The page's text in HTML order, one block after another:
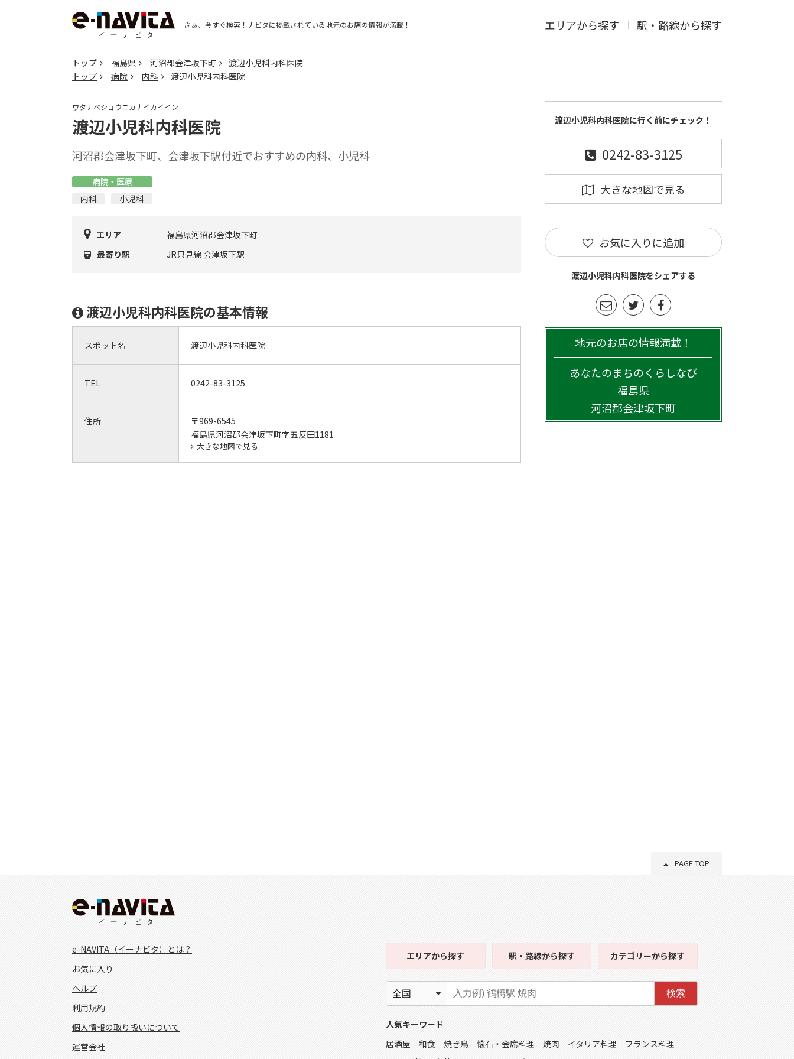
さぁ、今すぐ検索！ ナビタに掲載されている地元のお店の情報が満載！ エリアから探す 駅・路線から探す
トップ 福島県 河沼郡会津坂下町
渡辺小児科内科医院
トップ
病院 内科 渡辺小児科内科医院
ワタナベショウニカナイカイイン
渡辺小児科内科医院
河沼郡会津坂下町、会津坂下駅付近でおすすめの内科、小児科
病院・医療
内科
小児科
エリア
福島県河沼郡会津坂下町
最寄り駅
JR只見線 会津坂下駅
渡辺小児科内科医院の基本情報
スポット名 渡辺小児科内科医院
TEL 0242-83-3125
住所
〒969-6545
福島県河沼郡会津坂下町字五反田1181
大きな地図で見る
渡辺小児科内科医院に行く前にチェック！
0242-83-3125
大きな地図で見る
お気に入りに追加
渡辺小児科内科医院をシェアする
地元のお店の情報満載！
あなたのまちのくらしなび
福島県
河沼郡会津坂下町
PAGE TOP
e-NAVITA（イーナビタ）とは？
お気に入り
ヘルプ
利用規約
個人情報の取り扱いについて
運営会社
エリアから探す 駅・路線から探す カテゴリーから探す
検索
人気キーワード
居酒屋
和食 焼き鳥 懐石・会席料理 焼肉 イタリア料理
フランス料理